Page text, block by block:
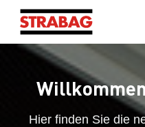
Hier finden Sie die